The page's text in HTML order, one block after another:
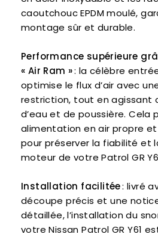
caoutchouc EPDM moulé,
montage sûr et durable.
Performance supérieure
« Air Ram »: la célèbre
optimise le flux d’air avec
restriction, tout en agissant
d’eau et de poussière. Cela
alimentation en air propre
pour préserver la fiabilité et
moteur de votre Patrol GR
Installation facilitée: livré
découpe précis et une
détaillée, l’installation du
votre Nissan Patrol GR Y61